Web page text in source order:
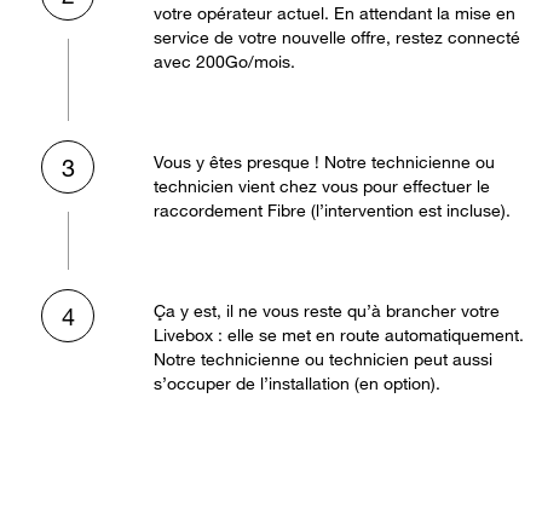
votre opérateur actuel. En attendant la mise en
service de votre nouvelle offre, restez connecté
avec 200Go/mois.
3
Vous y êtes presque ! Notre technicienne ou
technicien vient chez vous pour effectuer le
raccordement Fibre (l’intervention est incluse).
4
Ça y est, il ne vous reste qu’à brancher votre
Livebox : elle se met en route automatiquement.
Notre technicienne ou technicien peut aussi
s’occuper de l’installation (en option).